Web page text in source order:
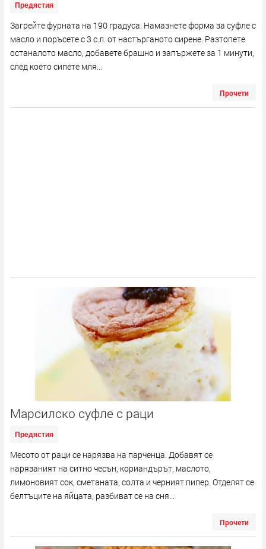
Предястия
Загрейте фурната на 190 градуса. Намазнете форма за суфле с
масло и поръсете с 3 с.л. от настърганото сирене. Разтопете
останалото масло, добавете брашно и запържете за 1 минути,
след което сипете мля...
Прочети
Марсилско суфле с раци
Предястия
Месото от раци се нарязва на парченца. Добавят се
нарязаният на ситно чесън, кориандърът, маслото,
лимоновият сок, сметаната, солта и черният пипер. Отделят се
белтъците на яйцата, разбиват се на сня...
Прочети